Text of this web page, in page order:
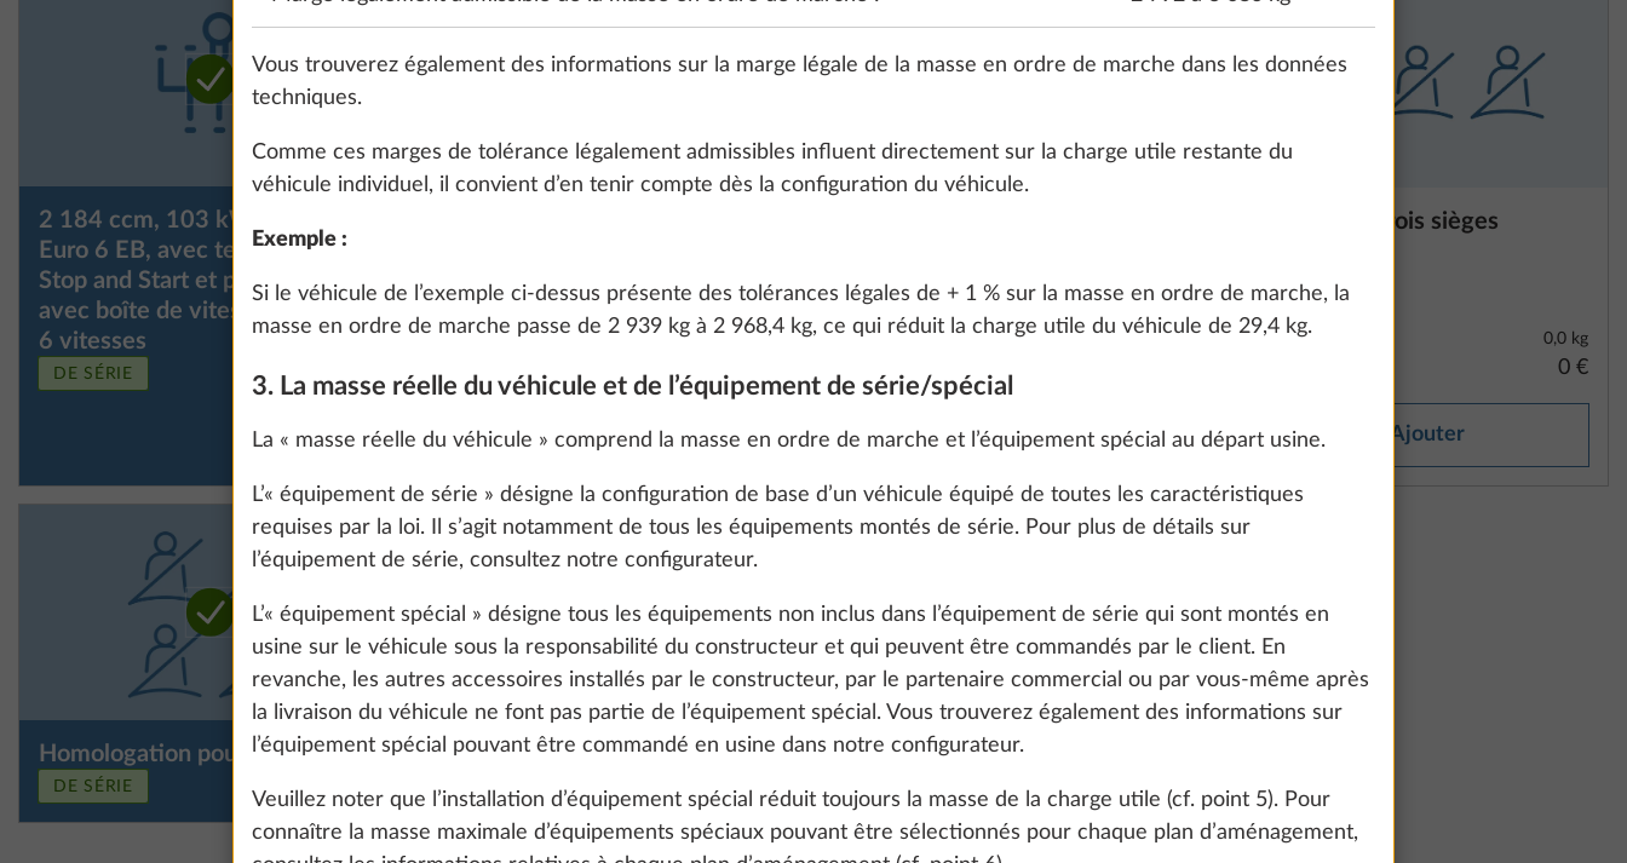
2 184 ccm, 103 kW/140 ch,
Euro 6 EB, avec technologie
Stop and Start et pack ECO
avec boîte de vitesses à
6 vitesses
DE SÉRIE
Stop and Start et pack ECO
avec transmission automatique
31,3 kg
Ajouter Ajouter
Réduction à trois sièges
0,0 kg
0 €
Ajouter
Homologation pour 4 personnes
DE SÉRIE
Vous trouverez également des informations sur la marge légale de la masse en ordre de marche dans les données
techniques.
Comme ces marges de tolérance légalement admissibles influent directement sur la charge utile restante du
véhicule individuel, il convient d’en tenir compte dès la configuration du véhicule.
Exemple :
Si le véhicule de l’exemple ci-dessus présente des tolérances légales de + 1 % sur la masse en ordre de marche, la
masse en ordre de marche passe de 2 939 kg à 2 968,4 kg, ce qui réduit la charge utile du véhicule de 29,4 kg.
3. La masse réelle du véhicule et de l’équipement de série/spécial
La « masse réelle du véhicule » comprend la masse en ordre de marche et l’équipement spécial au départ usine.
L’« équipement de série » désigne la configuration de base d’un véhicule équipé de toutes les caractéristiques
requises par la loi. Il s’agit notamment de tous les équipements montés de série. Pour plus de détails sur
l’équipement de série, consultez notre configurateur.
L’« équipement spécial » désigne tous les équipements non inclus dans l’équipement de série qui sont montés en
usine sur le véhicule sous la responsabilité du constructeur et qui peuvent être commandés par le client. En
revanche, les autres accessoires installés par le constructeur, par le partenaire commercial ou par vous-même après
la livraison du véhicule ne font pas partie de l’équipement spécial. Vous trouverez également des informations sur
l’équipement spécial pouvant être commandé en usine dans notre configurateur.
Veuillez noter que l’installation d’équipement spécial réduit toujours la masse de la charge utile (cf. point 5). Pour
connaître la masse maximale d’équipements spéciaux pouvant être sélectionnés pour chaque plan d’aménagement,